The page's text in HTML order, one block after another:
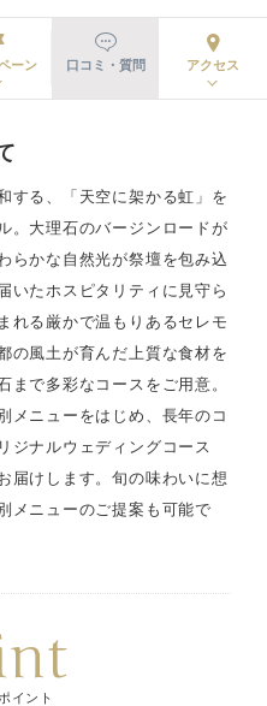
ーン 口コミ・質問 アクセス
する、「天空に架かる虹」を
。大理石のバージンロードが
らかな自然光が祭壇を包み込
いたホスピタリティに見守ら
れる厳かで温もりあるセレモ
の風土が育んだ上質な食材を
まで多彩なコースをご用意。
メニューをはじめ、長年のコ
ジナルウェディングコース
届けします。旬の味わいに想
メニューのご提案も可能で
イント